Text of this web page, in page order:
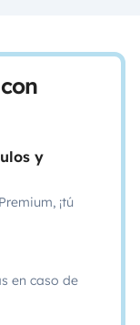
y
¡tú
en caso de